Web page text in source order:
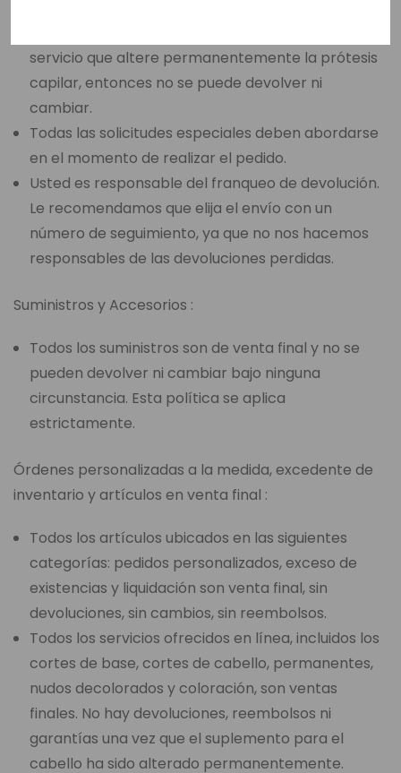
servicio que altere permanentemente la prótesis
capilar, entonces no se puede devolver ni
cambiar.
Todas las solicitudes especiales deben abordarse
en el momento de realizar el pedido.
Usted es responsable del franqueo de devolución.
Le recomendamos que elija el envío con un
número de seguimiento, ya que no nos hacemos
responsables de las devoluciones perdidas.
Suministros y Accesorios :
Todos los suministros son de venta final y no se
pueden devolver ni cambiar bajo ninguna
circunstancia. Esta política se aplica
estrictamente.
Órdenes personalizadas a la medida, excedente de
inventario y artículos en venta final :
Todos los artículos ubicados en las siguientes
categorías: pedidos personalizados, exceso de
existencias y liquidación son venta final, sin
devoluciones, sin cambios, sin reembolsos.
Todos los servicios ofrecidos en línea, incluidos los
cortes de base, cortes de cabello, permanentes,
nudos decolorados y coloración, son ventas
finales. No hay devoluciones, reembolsos ni
garantías una vez que el suplemento para el
cabello ha sido alterado permanentemente.